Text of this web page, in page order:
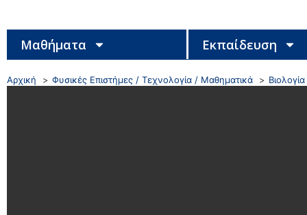
Μαθήματα Εκπαίδευση
Αρχική Φυσικές Επιστήμες / Τεχνολογία / Μαθηματικά Βιολογία